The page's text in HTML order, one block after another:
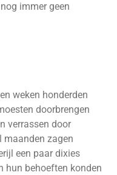
immer geen
weken honderden
doorbrengen
verrassen door
maanden zagen
een paar dixies
hun behoeften konden